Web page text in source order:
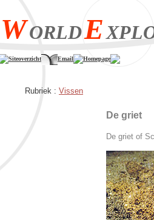
WORLDE
Siteoverzicht Email Homepage
Rubriek : Vissen
De griet
De griet of